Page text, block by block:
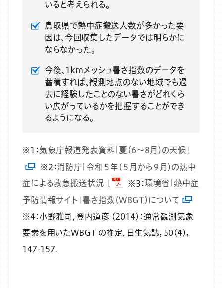
いると考えられる。
鳥取県で熱中症搬送人数が多かった要
因は、今回収集したデータでは明らかに
ならなかった。
今後、1kmメッシュ暑さ指数のデータを
蓄積すれば、観測地点のない地域でも過
去に経験したことのない暑さがどれくら
い広がっているかを把握することができ
るようになる。
※1：気象庁報道発表資料「夏（6～8月）の天候」
※2：消防庁「令和５年（５月から９月）の熱中
症による救急搬送状況 」
※3：環境省「熱中症
予防情報サイト」暑さ指数(WBGT)について
※4：小野雅司, 登内道彦 (2014)：通常観測気象
要素を用いたWBGT の推定．日生気誌，50(4)，
147-157.